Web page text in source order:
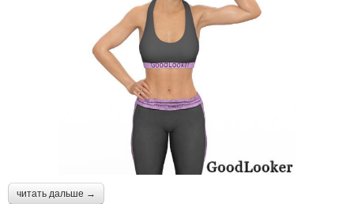
читать дальше →